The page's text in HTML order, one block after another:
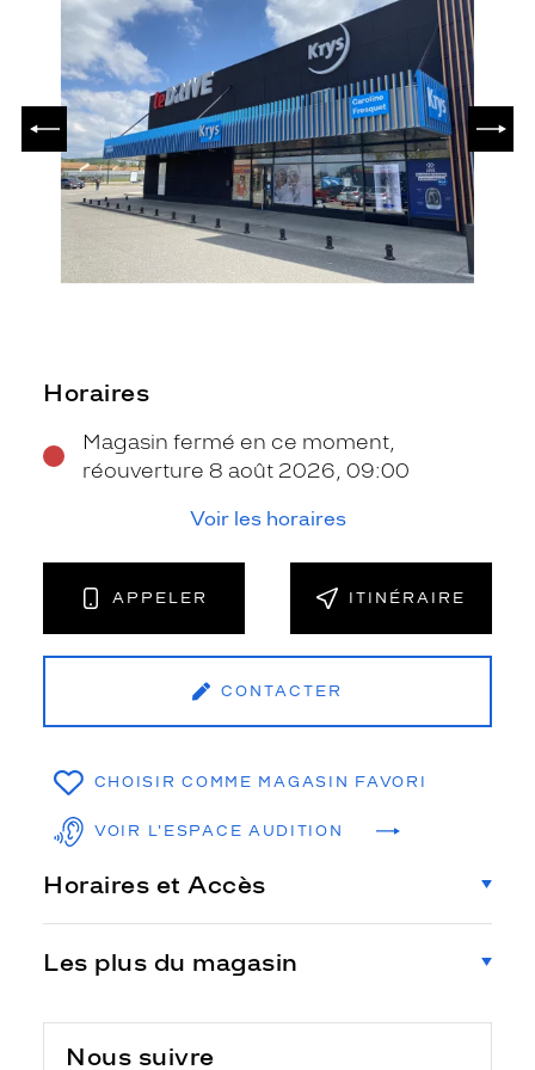
PRÉCÉDENT
Horaires
Magasin fermé en ce moment,
réouverture 8 août 2026, 09:00
Voir les horaires
APPELER ITINÉRAIRE
CONTACTER
CHOISIR COMME MAGASIN FAVORI
VOIR L'ESPACE AUDITION
Horaires et Accès
Les plus du magasin
Nous suivre